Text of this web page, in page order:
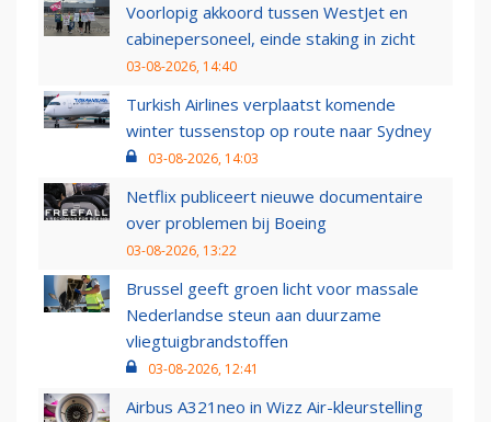
Voorlopig akkoord tussen WestJet en
cabinepersoneel, einde staking in zicht
03-08-2026, 14:40
Turkish Airlines verplaatst komende
winter tussenstop op route naar Sydney
03-08-2026, 14:03
Netflix publiceert nieuwe documentaire
over problemen bij Boeing
03-08-2026, 13:22
Brussel geeft groen licht voor massale
Nederlandse steun aan duurzame
vliegtuigbrandstoffen
03-08-2026, 12:41
Airbus A321neo in Wizz Air-kleurstelling